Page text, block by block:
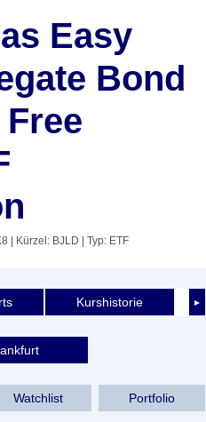
Easy
Bond
| Kürzel: BJLD | Typ: ETF
►
Kurshistorie
Watchlist Portfolio